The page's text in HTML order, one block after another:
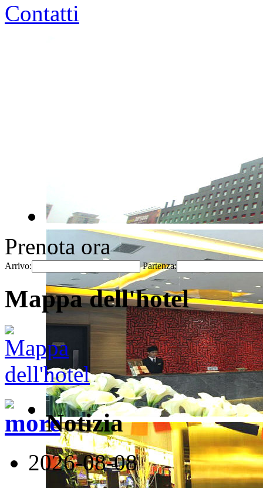
Contatti
Prenota ora
Arrivo: Partenza:
Mappa dell'hotel
Notizia
2026-08-08